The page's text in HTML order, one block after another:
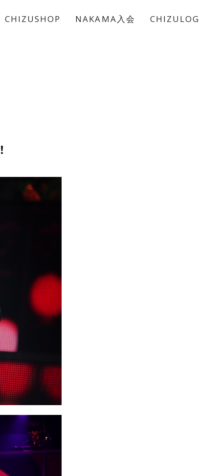
CHIZUSHOP NAKAMA入会 CHIZULOG